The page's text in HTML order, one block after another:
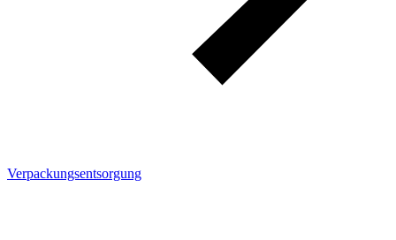
Verpackungsentsorgung